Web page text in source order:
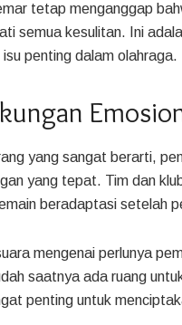
tetap menganggap
semua kesulitan. Ini
penting dalam olahraga.
yang sangat berarti,
yang tepat. Tim dan
beradaptasi setelah
mengenai perlunya
saatnya ada ruang
penting untuk